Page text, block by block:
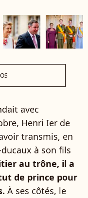
avec
Henri Ier de
transmis, en
à son fils
au trône, il a
de prince pour
À ses côtés, le